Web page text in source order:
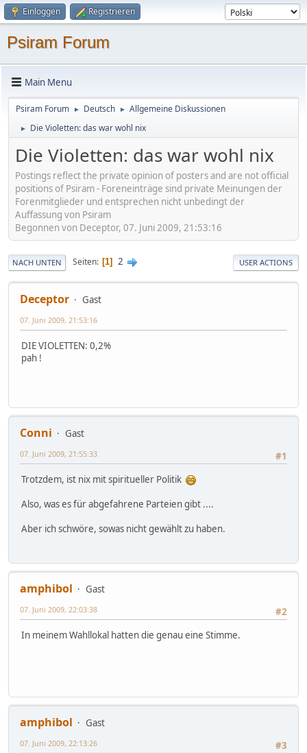
Einloggen Registrieren
Psiram Forum
Main Menu
Psiram Forum ► Deutsch ► Allgemeine Diskussionen
► Die Violetten: das war wohl nix
Die Violetten: das war wohl nix
Postings reflect the private opinion of posters and are not official
positions of Psiram - Foreneinträge sind private Meinungen der
Forenmitglieder und entsprechen nicht unbedingt der
Auffassung von Psiram
Begonnen von Deceptor, 07. Juni 2009, 21:53:16
NACH UNTEN Seiten 1 2 USER ACTIONS
Deceptor Gast
07. Juni 2009, 21:53:16
DIE VIOLETTEN: 0,2%
pah !
Conni
Gast
#1
07. Juni 2009, 21:55:33
Trotzdem, ist nix mit spiritueller Politik
Also, was es für abgefahrene Parteien gibt ....
Aber ich schwöre, sowas nicht gewählt zu haben.
amphibol
Gast
#2
07. Juni 2009, 22:03:38
In meinem Wahllokal hatten die genau eine Stimme.
amphibol
Gast
#3
07. Juni 2009, 22:13:26